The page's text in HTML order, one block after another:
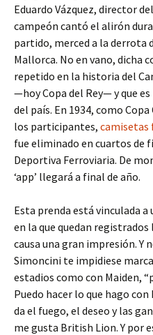
Eduardo Vázquez, director
campeón cantó el alirón
partido, merced a la derrota
Mallorca. No en vano, dicha
repetido en la historia del
—hoy Copa del Rey— y que
del país. En 1934, como
los participantes, camisetas
fue eliminado en cuartos de
Deportiva Ferroviaria. De
‘app’ llegará a final de año.
Esta prenda está vinculada a
en la que quedan
causa una gran impresión. Y
Simoncini te impidiese
estadios como con Maiden,
Puedo hacer lo que hago
da el fuego, el deseo y las
me gusta British Lion. Y por